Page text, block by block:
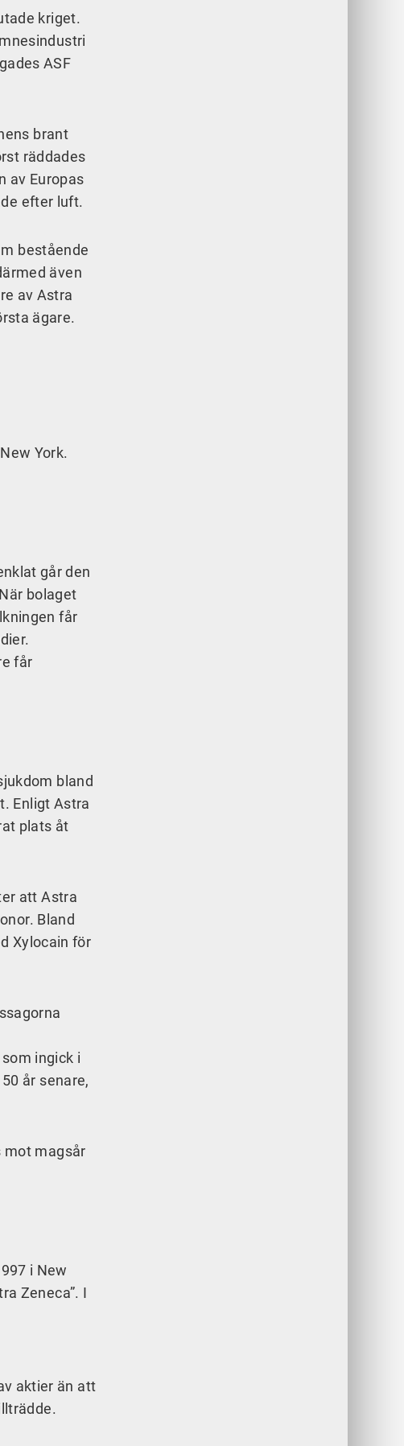
kriget.
ASF
brant
räddades
av Europas
efter luft.
bestående
även
av Astra
ägare.
York.
går den
bolaget
får
får
bland
Enligt Astra
plats åt
att Astra
Bland
Xylocain för
ingick i
år senare,
mot magsår
i New
Zeneca”. I
aktier än att